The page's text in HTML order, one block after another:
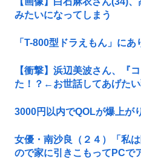
みたいになってしまう
「T-800型ドラえもん」に
【衝撃】浜辺美波さん、『
た！？←お世話してあげた
3000円以内でQOLが爆上が
女優・南沙良（２４）「私
ので家に引きこもってPCで